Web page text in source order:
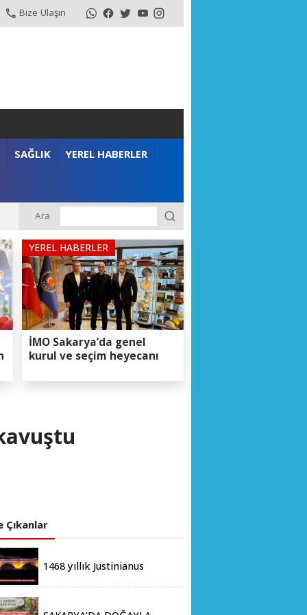
Bize Ulaşın
SAĞLIK YEREL HABERLER
Ara
YEREL HABERLER
İMO Sakarya’da genel
kurul ve seçim heyecanı
Çıkanlar
1468 yıllık Justinianus
ziyarete açıldı